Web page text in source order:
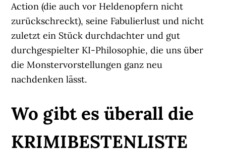
Action (die auch vor Heldenopfern nicht
zurückschreckt), seine Fabulierlust und nicht
zuletzt ein Stück durchdachter und gut
durchgespielter KI-Philosophie, die uns über
die Monstervorstellungen ganz neu
nachdenken lässt.
Wo gibt es überall die
KRIMIBESTENLISTE